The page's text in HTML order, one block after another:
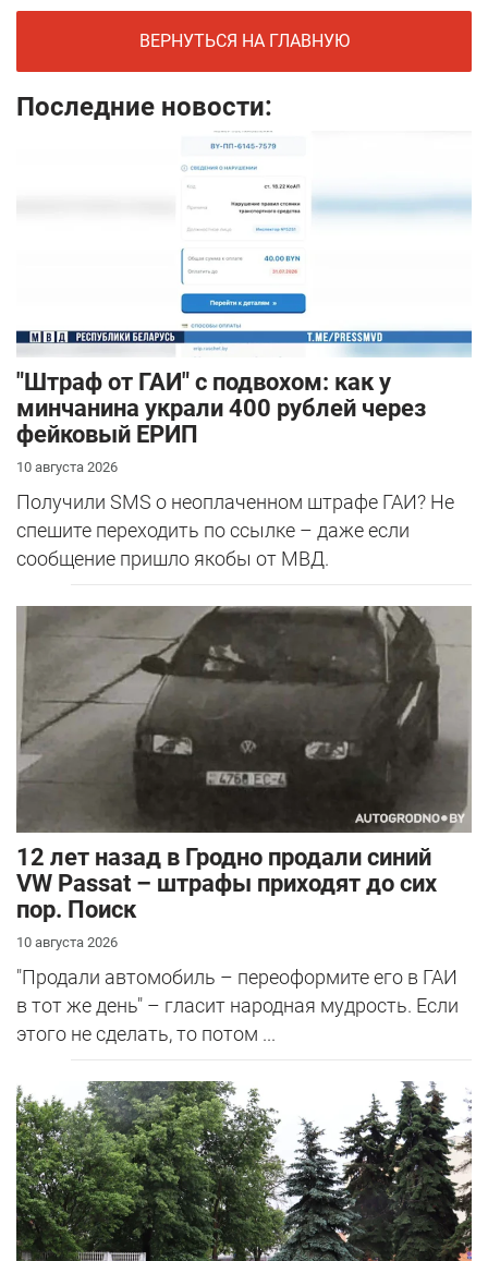
ВЕРНУТЬСЯ НА ГЛАВНУЮ
Последние новости:
"Штраф от ГАИ" с подвохом: как у
минчанина украли 400 рублей через
фейковый ЕРИП
10 августа 2026
Получили SMS о неоплаченном штрафе ГАИ? Не
спешите переходить по ссылке – даже если
сообщение пришло якобы от МВД.
12 лет назад в Гродно продали синий
VW Passat – штрафы приходят до сих
пор. Поиск
10 августа 2026
"Продали автомобиль – переоформите его в ГАИ
в тот же день" – гласит народная мудрость. Если
этого не сделать, то потом ...